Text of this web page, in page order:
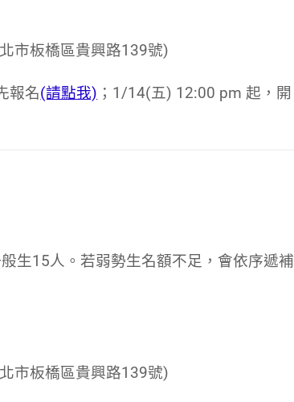
市板橋區貴興路139號)
報名(請點我) ； 1/14(五) 12:00 pm 起，開
生15人。若弱勢生名額不足，會依序遞補
市板橋區貴興路139號)